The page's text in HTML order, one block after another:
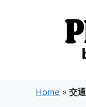
Home » 交通